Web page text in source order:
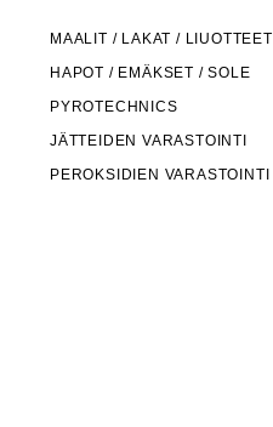
MAALIT / LAKAT / LIUOTTEET
HAPOT / EMÄKSET / SOLE
PYROTECHNICS
JÄTTEIDEN VARASTOINTI
PEROKSIDIEN VARASTOINTI